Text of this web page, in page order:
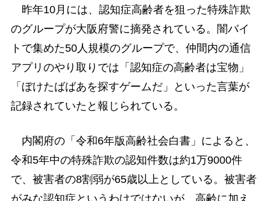
昨年10月には、認知症高齢者を狙った特殊詐欺
のグループが大阪府警に摘発されている。闇バイ
トで集めた50人規模のグループで、仲間内の通信
アプリのやり取りでは「認知症の高齢者は宝物」
「ぼけたばばあを探すゲームだ」といった言葉が
記録されていたと報じられている。
内閣府の「令和6年版高齢社会白書」によると、
令和5年中の特殊詐欺の認知件数は約1万9000件
で、被害者の8割弱が65歳以上としている。被害者
がみな認知症というわけではないが、高齢に加え